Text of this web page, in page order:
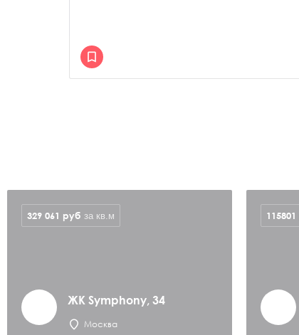
ЖК Symphony, 34
Москва
329 061 руб за кв.м 115801